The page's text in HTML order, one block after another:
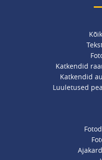
Katkendid
Katkendid
Luuletused